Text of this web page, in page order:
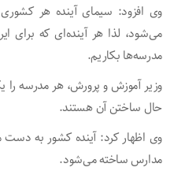
وی افزود: سیمای آینده هر
می‌شود، لذا هر آینده‌ای که برای
مدرسه‌ها بکاریم.
وزیر آموزش و پرورش، هر مدرسه
حال ساختن آن هستند.
وی اظهار کرد: آینده کشور به دست
مدارس ساخته می‌شود.